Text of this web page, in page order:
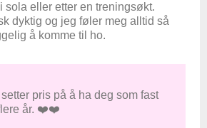
sola eller etter en treningsøkt.
dyktig og jeg føler meg alltid så
å komme til ho.
pris på å ha deg som fast
år. ❤️❤️